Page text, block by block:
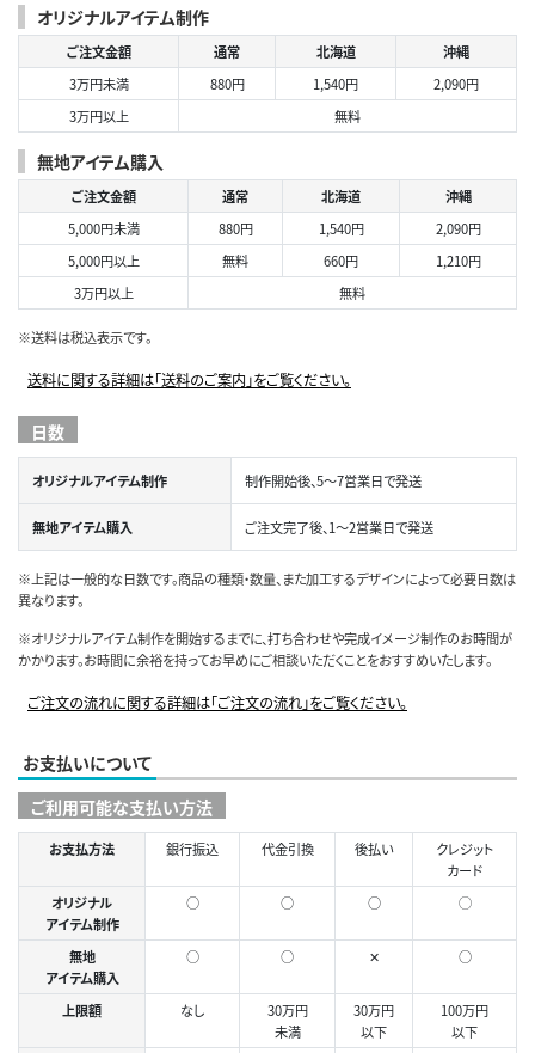
オリジナルアイテム制作
ご注文金額 通常 北海道
沖縄
3万円未満
880円 1,540円
2,090円
3万円以上
無料
無地アイテム購入
ご注文金額 通常 北海道
沖縄
5,000円未満
880円 1,540円
2,090円
5,000円以上
無料 660円
1,210円
3万円以上
無料
※送料は税込表示です。
送料に関する詳細は「送料のご案内」をご覧ください。
日数
オリジナルアイテム制作 制作開始後、5～7営業日で発送
無地アイテム購入 ご注文完了後、1～2営業日で発送
※上記は一般的な日数です。商品の種類・数量、また加工するデザインによって必要日数は
異なります。
※オリジナルアイテム制作を開始するまでに、打ち合わせや完成イメージ制作のお時間が
かかります。お時間に余裕を持ってお早めにご相談いただくことをおすすめいたします。
ご注文の流れに関する詳細は「ご注文の流れ」をご覧ください。
お支払いについて
ご利用可能な支払い方法
お支払方法 銀行振込 代金引換 後払い
クレジット
カード
オリジナル
アイテム制作
○ ○ ○ ◯
無地
アイテム購入
○ ○ ✕ ○
上限額 なし
30万円
未満
30万円
以下
100万円
以下